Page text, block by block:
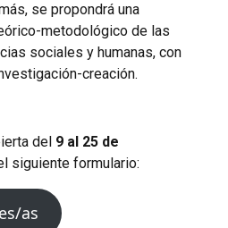
se propondrá una
metodológico de las
sociales y humanas, con
creación.
del 9 al 25 de
siguiente formulario:
as